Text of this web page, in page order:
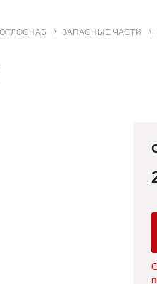
ЗАПАСНЫЕ ЧАСТИ